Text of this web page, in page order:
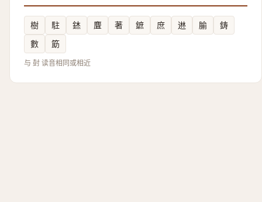
樹 駐 錰 麆 著 鏣 庶 䢞 腧
鋳
數
筯
与 尌 读音相同或相近